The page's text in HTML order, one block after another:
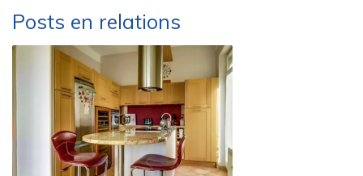
Posts en relations